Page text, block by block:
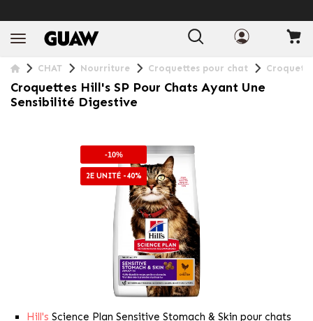
CHAT Nourriture Croquettes pour chat
Croquettes Hill's SP Pour Chats Ayant Une
Sensibilité Digestive
-10%
2E UNITÉ -40%
Hill's Science Plan Sensitive Stomach & Skin pour chats